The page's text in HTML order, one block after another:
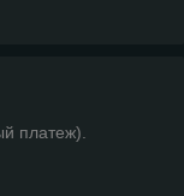
платеж).